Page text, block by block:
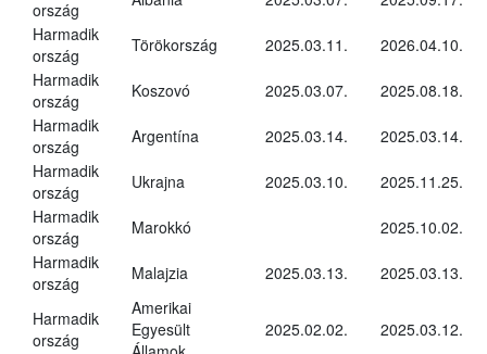
ország
Harmadik
ország
Törökország 2025.03.11.
2026.04.10.
Harmadik
ország
Koszovó 2025.03.07.
2025.08.18.
Harmadik
ország
Argentína 2025.03.14.
2025.03.14.
Harmadik
ország
Ukrajna 2025.03.10.
2025.11.25.
Harmadik
ország
Marokkó
2025.10.02.
Harmadik
ország
Malajzia 2025.03.13. 2025.03.13.
Harmadik
ország
Amerikai
Egyesült
2025.02.02. 2025.03.12.